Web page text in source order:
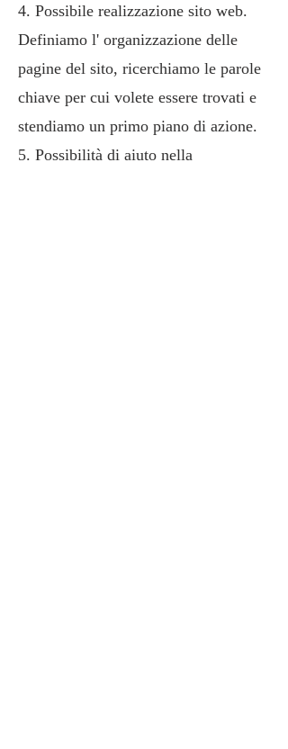
4. Possibile realizzazione sito web.
Definiamo l' organizzazione delle
pagine del sito, ricerchiamo le parole
chiave per cui volete essere trovati e
stendiamo un primo piano di azione.
5. Possibilità di aiuto nella